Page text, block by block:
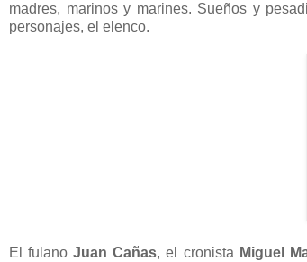
madres, marinos y marines. Sueños y
personajes, el elenco.
El fulanoJuan Cañas, el cronista Miguel